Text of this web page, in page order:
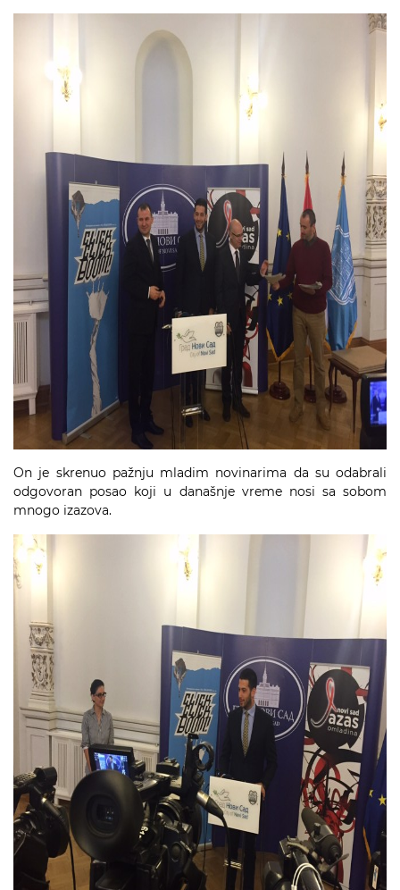
On je skrenuo pažnju mladim novinarima da su odabrali
odgovoran posao koji u današnje vreme nosi sa sobom
mnogo izazova.